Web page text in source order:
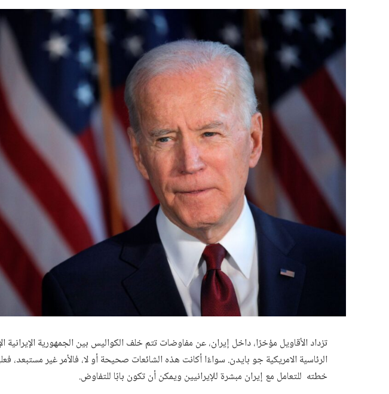
تزداد الأقاويل مؤخرًا، داخل إيران، عن مفاوضات تتم خلف الكواليس بين الجمهورية الإيرانية
الرئاسية الامريكية جو بايدن. سواءًا أكانت هذه الشائعات صحيحة أو لا، فالأمر غير مستبعد،
خطته للتعامل مع إيران مبشرة للإيرانيين ويمكن أن تكون بابًا للتفاوض.